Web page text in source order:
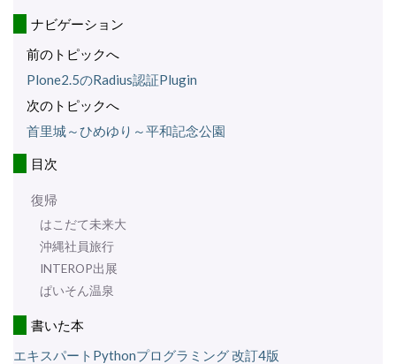
ナビゲーション
前のトピックへ
Plone2.5のRadius認証Plugin
次のトピックへ
首里城～ひめゆり～平和記念公園
目次
復帰
はこだて未来大
沖縄社員旅行
INTEROP出展
ぱいそん温泉
書いた本
エキスパートPythonプログラミング 改訂4版